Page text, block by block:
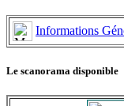
Informations
Le scanorama disponible